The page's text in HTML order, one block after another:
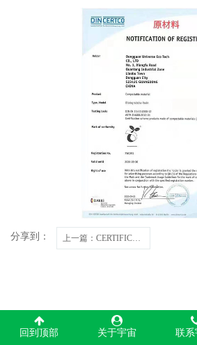
分享到： 上一篇 ：CERTIFICATE FOR AWARDING AND USE OF THE 'OK COMPOST INDUSTRIAL' CONFORMITY MARK
回到顶部 关于宇宙 联系